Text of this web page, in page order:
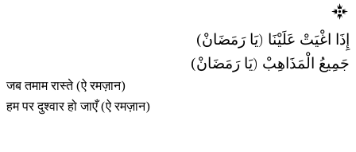
إِذَا اغْيَتْ عَلَيْنَا (يَا رَمَضَانْ)
جَمِيعُ الْمَذَاهِبْ (يَا رَمَضَانْ)
जब तमाम रास्ते (ऐ रमज़ान)
हम पर दुश्वार हो जाएँ (ऐ रमज़ान)